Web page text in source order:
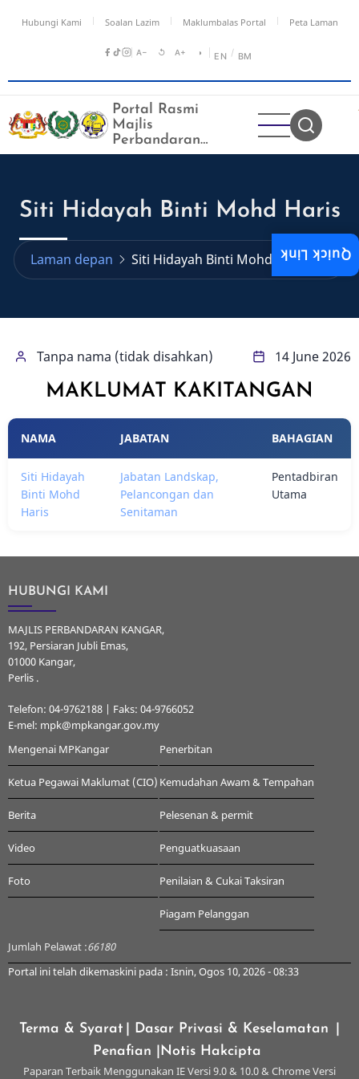
Hubungi Kami Soalan Lazim Maklumbalas Portal Peta Laman
A− ↺ A+ ◑ EN / BM
Portal Rasmi
Majlis
Perbandaran
Kangar
Siti Hidayah Binti Mohd Haris
Laman depan Siti Hidayah Binti Mohd Haris
Tanpa nama (tidak disahkan) 14 June 2026
MAKLUMAT KAKITANGAN
NAMA JABATAN BAHAGIAN
Siti Hidayah
Binti Mohd
Haris
Jabatan Landskap,
Pelancongan dan
Senitaman
Pentadbiran
Utama
HUBUNGI KAMI
MAJLIS PERBANDARAN KANGAR,
192, Persiaran Jubli Emas,
01000 Kangar,
Perlis .
Telefon: 04-9762188 | Faks: 04-9766052
E-mel: mpk@mpkangar.gov.my
Mengenai MPKangar
Ketua Pegawai Maklumat (CIO)
Berita
Video
Foto
Penerbitan
Kemudahan Awam & Tempahan
Pelesenan & permit
Penguatkuasaan
Penilaian & Cukai Taksiran
Piagam Pelanggan
Jumlah Pelawat :66180
Portal ini telah dikemaskini pada : Isnin, Ogos 10, 2026 - 08:33
Terma & Syarat | Dasar Privasi & Keselamatan
Penafian
|Notis Hakcipta
Paparan Terbaik Menggunakan IE Versi 9.0 & 10.0 & Chrome Versi
Quick Link